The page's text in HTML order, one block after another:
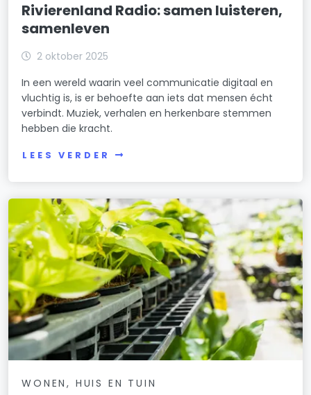
Rivierenland Radio: samen luisteren,
samenleven
2 oktober 2025
In een wereld waarin veel communicatie digitaal en
vluchtig is, is er behoefte aan iets dat mensen écht
verbindt. Muziek, verhalen en herkenbare stemmen
hebben die kracht.
LEES VERDER
WONEN, HUIS EN TUIN